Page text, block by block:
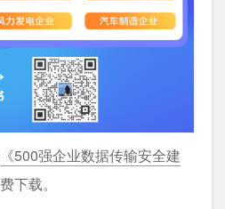
《500强企业数据传输安全建
下载。